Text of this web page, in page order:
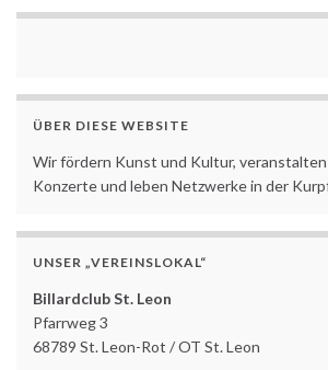
ÜBER DIESE WEBSITE
Wir fördern Kunst und Kultur,
Konzerte und leben Netzwerke in der
UNSER „VEREINSLOKAL“
Billardclub St. Leon
Pfarrweg 3
68789 St. Leon-Rot / OT St. Leon